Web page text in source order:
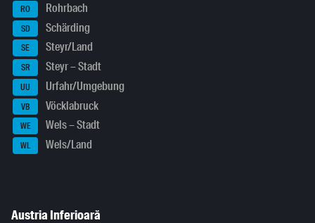
RO Rohrbach
SD Schärding
SE Steyr/Land
SR Steyr – Stadt
UU Urfahr/Umgebung
VB Vöcklabruck
WE Wels – Stadt
WL Wels/Land
Austria Inferioară